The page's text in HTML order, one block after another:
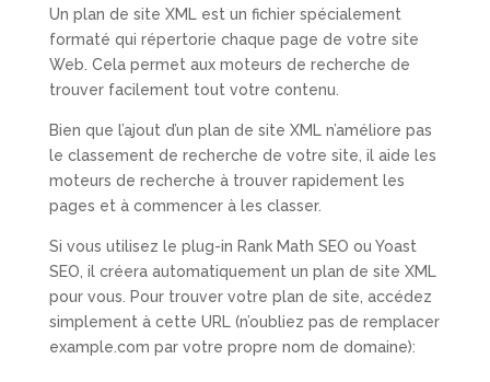
Un plan de site XML est un fichier spécialement
formaté qui répertorie chaque page de votre site
Web. Cela permet aux moteurs de recherche de
trouver facilement tout votre contenu.
Bien que l’ajout d’un plan de site XML n’améliore pas
le classement de recherche de votre site, il aide les
moteurs de recherche à trouver rapidement les
pages et à commencer à les classer.
Si vous utilisez le plug-in Rank Math SEO ou Yoast
SEO, il créera automatiquement un plan de site XML
pour vous. Pour trouver votre plan de site, accédez
simplement à cette URL (n’oubliez pas de remplacer
example.com par votre propre nom de domaine):